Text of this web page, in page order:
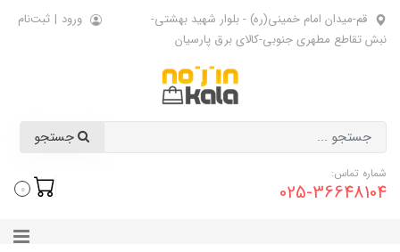
قم-میدان امام خمینی(ره) - بلوار شهید بهشتی-
نبش تقاطع مطهری جنوبی-کالای برق پارسیان
ورود | ثبت‌نام
شماره تماس:
025-36648104
0